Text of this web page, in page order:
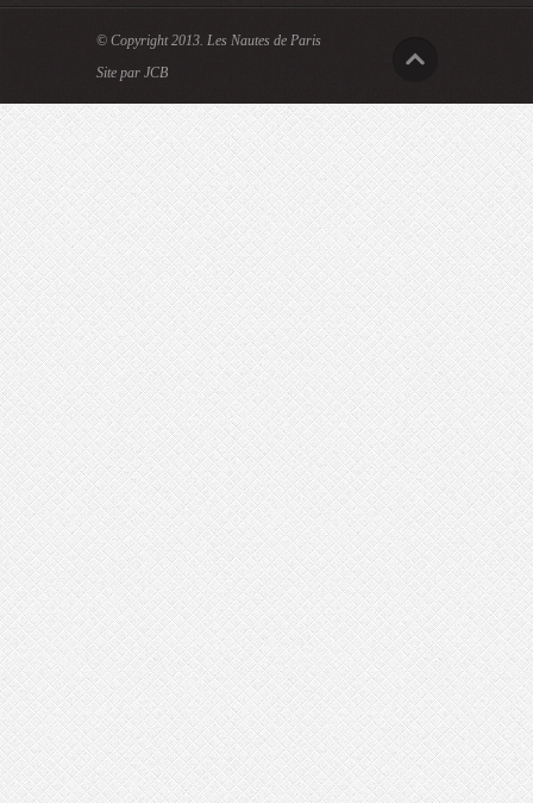
© Copyright 2013. Les Nautes de Paris
Site par JCB